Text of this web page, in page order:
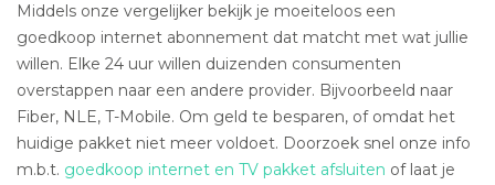
Middels onze vergelijker bekijk je moeiteloos een
goedkoop internet abonnement dat matcht met wat jullie
willen. Elke 24 uur willen duizenden consumenten
overstappen naar een andere provider. Bijvoorbeeld naar
Fiber, NLE, T-Mobile. Om geld te besparen, of omdat het
huidige pakket niet meer voldoet. Doorzoek snel onze info
m.b.t. goedkoop internet en TV pakket afsluiten of laat je